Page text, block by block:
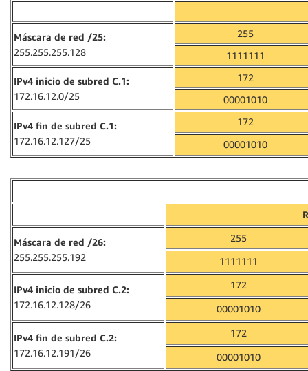
Máscara de red /25:
255.255.255.128
255
1111111
IPv4 inicio de subred C.1:
172.16.12.0/25
172
00001010
IPv4 fin de subred C.1:
172.16.12.127/25
172
00001010
Máscara de red /26:
255.255.255.192
255
1111111
IPv4 inicio de subred C.2:
172.16.12.128/26
172
00001010
IPv4 fin de subred C.2:
172.16.12.191/26
172
00001010